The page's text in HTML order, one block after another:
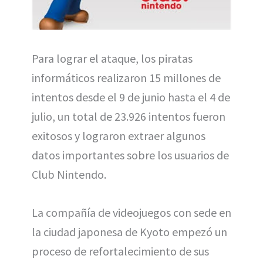
Para lograr el ataque, los piratas
informáticos realizaron 15 millones de
intentos desde el 9 de junio hasta el 4 de
julio, un total de 23.926 intentos fueron
exitosos y lograron extraer algunos
datos importantes sobre los usuarios de
Club Nintendo.
La compañía de videojuegos con sede en
la ciudad japonesa de Kyoto empezó un
proceso de refortalecimiento de sus